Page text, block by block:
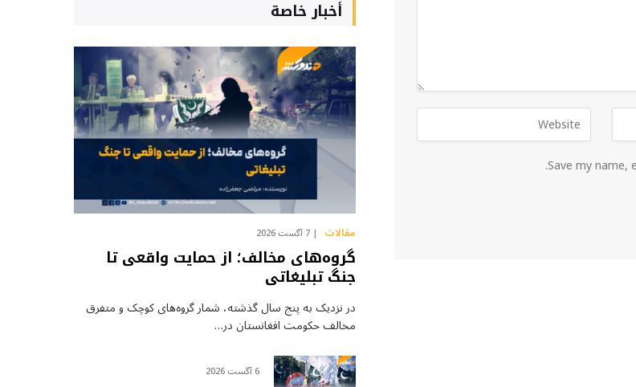
Save my
أخبار خاصة
مقالات 7 آگست 2026
گروه‌های مخالف؛ از حمایت واقعی تا
جنگ تبلیغاتی
در نزدیک به پنج سال گذشته، شمار گروه‌های کوچک و متفرق
مخالف حکومت افغانستان در…
6 آگست 2026